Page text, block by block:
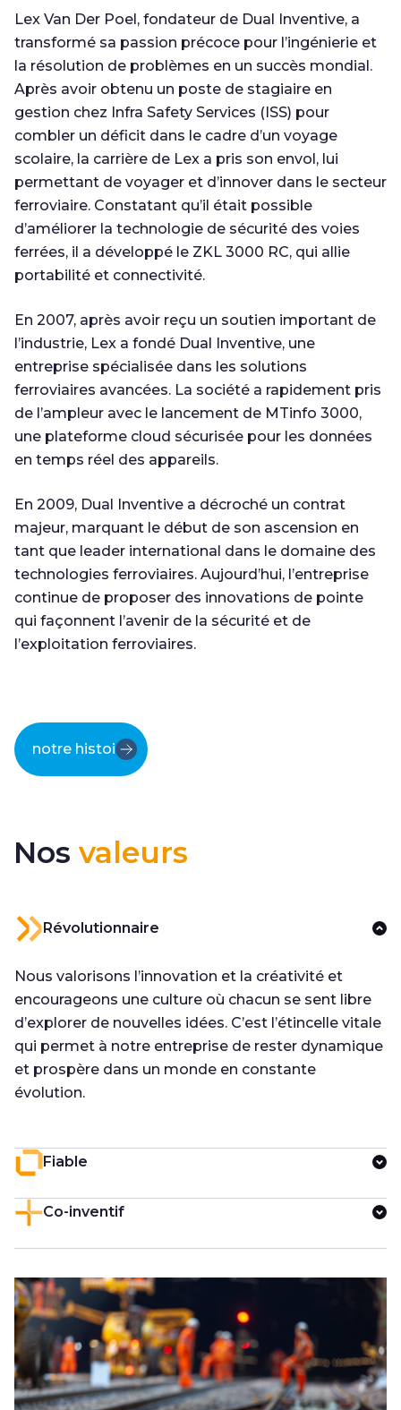
Lex Van Der Poel, fondateur de Dual Inventive, a
transformé sa passion précoce pour l’ingénierie et
la résolution de problèmes en un succès mondial.
Après avoir obtenu un poste de stagiaire en
gestion chez Infra Safety Services (ISS) pour
combler un déficit dans le cadre d’un voyage
scolaire, la carrière de Lex a pris son envol, lui
permettant de voyager et d’innover dans le secteur
ferroviaire. Constatant qu’il était possible
d’améliorer la technologie de sécurité des voies
ferrées, il a développé le ZKL 3000 RC, qui allie
portabilité et connectivité.
En 2007, après avoir reçu un soutien important de
l’industrie, Lex a fondé Dual Inventive, une
entreprise spécialisée dans les solutions
ferroviaires avancées. La société a rapidement pris
de l’ampleur avec le lancement de MTinfo 3000,
une plateforme cloud sécurisée pour les données
en temps réel des appareils.
En 2009, Dual Inventive a décroché un contrat
majeur, marquant le début de son ascension en
tant que leader international dans le domaine des
technologies ferroviaires. Aujourd’hui, l’entreprise
continue de proposer des innovations de pointe
qui façonnent l’avenir de la sécurité et de
l’exploitation ferroviaires.
notre histoire
Nosvaleurs
Révolutionnaire
Nous valorisons l’innovation et la créativité et
encourageons une culture où chacun se sent libre
d’explorer de nouvelles idées. C’est l’étincelle vitale
qui permet à notre entreprise de rester dynamique
et prospère dans un monde en constante
évolution.
Fiable
Co-inventif